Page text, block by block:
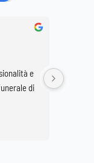
e
di